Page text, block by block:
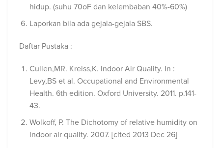
hidup. (suhu 70oF dan kelembaban 40%-60%)
Laporkan bila ada gejala-gejala SBS.
Daftar Pustaka :
Cullen,MR. Kreiss,K. Indoor Air Quality. In :
Levy,BS et al. Occupational and Environmental
Health. 6th edition. Oxford University. 2011. p.141-
43.
Wolkoff, P. The Dichotomy of relative humidity on
indoor air quality. 2007. [cited 2013 Dec 26]